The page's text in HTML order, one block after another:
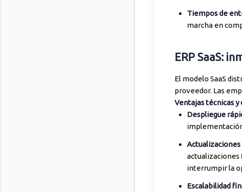
Tiempos de
marcha en
ERP SaaS:
El modelo SaaS
proveedor. Las
Ventajas técnicas
Despliegue
actualizaciones
interrumpir la
Escalabilidad